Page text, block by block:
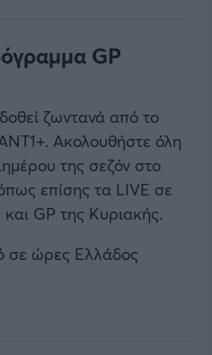
GP
ζωντανά από το
Ακολουθήστε όλη
της σεζόν στο
επίσης τα LIVE σε
GP της Κυριακής.
σε ώρες Ελλάδος